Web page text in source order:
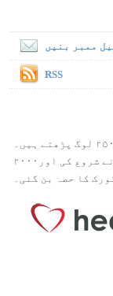
ممبر بنیں
RSS
آج کی آیت موجودہ دور میں ہر مہنے میں ۲۵۰،۰۰۰ لوگ پڑھتے ہیں۔
ورس آف دا ڈے ڈاٹ کام ۱۹۹۸ میں بین سٹیڈ نے شروع کی اور۲۰۰۰
کا حصہ بن گئی۔